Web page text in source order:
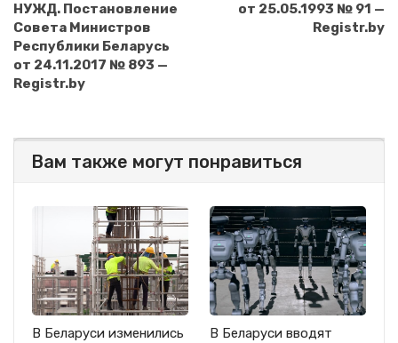
НУЖД. Постановление
Совета Министров
Республики Беларусь
от 24.11.2017 № 893 —
Registr.by
от 25.05.1993 № 91 —
Registr.by
Вам также могут понравиться
В Беларуси изменились
В Беларуси вводят